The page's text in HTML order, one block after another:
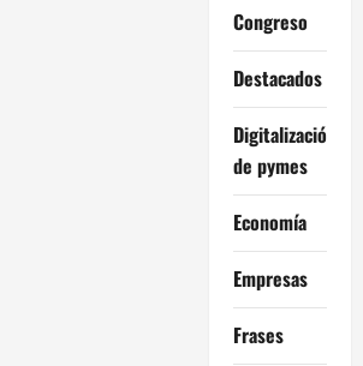
Congreso
Destacados
Digitalización
de pymes
Economía
Empresas
Frases